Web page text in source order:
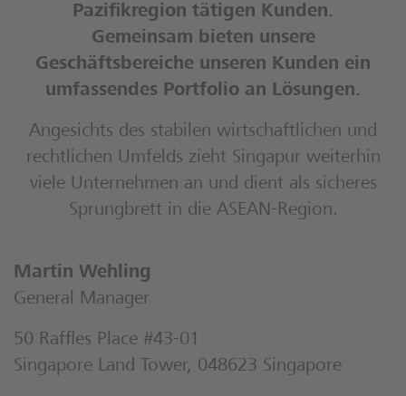
Pazifikregion tätigen Kunden.
Gemeinsam bieten unsere
Geschäftsbereiche unseren Kunden ein
umfassendes Portfolio an Lösungen.
Angesichts des stabilen wirtschaftlichen und
rechtlichen Umfelds zieht Singapur weiterhin
viele Unternehmen an und dient als sicheres
Sprungbrett in die ASEAN-Region.
Martin Wehling
General Manager
50 Raffles Place #43-01
Singapore Land Tower, 048623 Singapore